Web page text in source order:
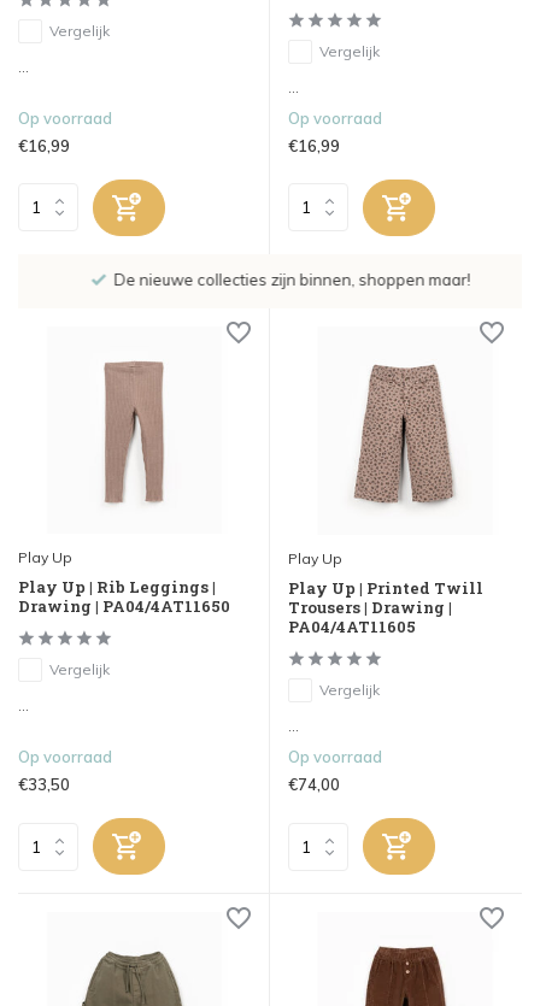
Vergelijk
Op voorraad
€16,99
Vergelijk
Op voorraad
€16,99
De nieuwe collecties zijn binnen, shoppen maar!
Play Up
Play Up | Rib Leggings |
Drawing | PA04/4AT11650
Vergelijk
...
Op voorraad
€33,50
Play Up
Play Up | Printed Twill
Trousers | Drawing |
PA04/4AT11605
Vergelijk
...
Op voorraad
€74,00